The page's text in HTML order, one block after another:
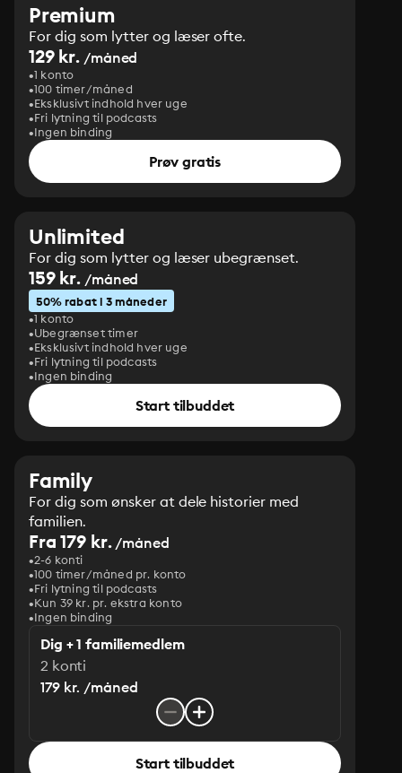
Premium
For dig som lytter og læser ofte.
129 kr. /måned
1 konto
100 timer/måned
Eksklusivt indhold hver uge
Fri lytning til podcasts
Ingen binding
Prøv gratis
Unlimited
For dig som lytter og læser ubegrænset.
159 kr. /måned
50% rabat i 3 måneder
1 konto
Ubegrænset timer
Eksklusivt indhold hver uge
Fri lytning til podcasts
Ingen binding
Start tilbuddet
Family
For dig som ønsker at dele historier med
familien.
Fra 179 kr./måned
2-6 konti
100 timer/måned pr. konto
Fri lytning til podcasts
Kun 39 kr. pr. ekstra konto
Ingen binding
Dig + 1 familiemedlem
2 konti
179 kr. /måned
Start tilbuddet